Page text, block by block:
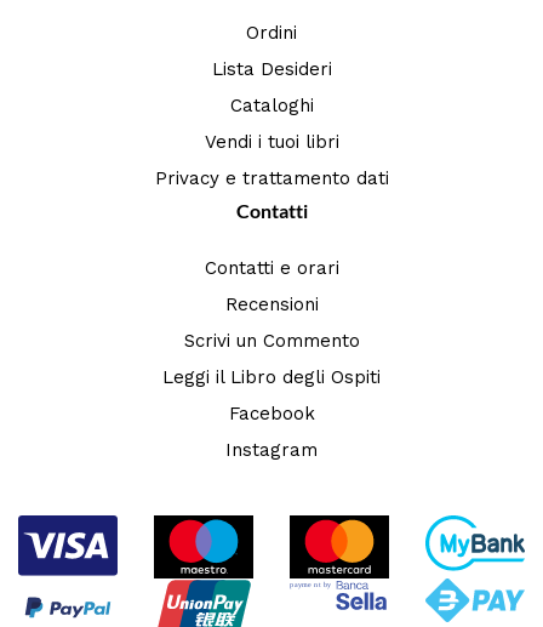
Ordini
Lista Desideri
Cataloghi
Vendi i tuoi libri
Privacy e trattamento dati
Contatti
Contatti e orari
Recensioni
Scrivi un Commento
Leggi il Libro degli Ospiti
Facebook
Instagram